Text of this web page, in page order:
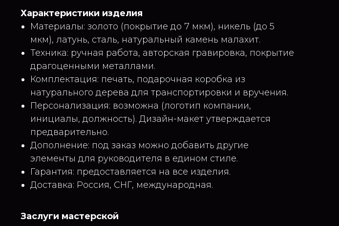
Характеристики изделия
Материалы: золото (покрытие до 7 мкм), никель (до 5
мкм), латунь, сталь, натуральный камень малахит.
Техника: ручная работа, авторская гравировка, покрытие
драгоценными металлами.
Комплектация: печать, подарочная коробка из
натурального дерева для транспортировки и вручения.
Персонализация: возможна (логотип компании,
инициалы, должность). Дизайн-макет утверждается
предварительно.
Дополнение: под заказ можно добавить другие
элементы для руководителя в едином стиле.
Гарантия: предоставляется на все изделия.
Доставка: Россия, СНГ, международная.
Заслуги мастерской